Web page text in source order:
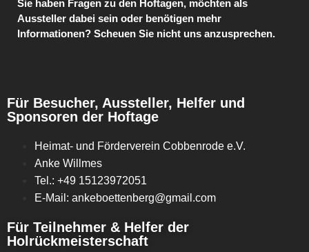
Sie haben Fragen zu den Hoftagen, möchten als
Aussteller dabei sein oder benötigen mehr
Informationen? Scheuen Sie nicht uns anzusprechen.
Für Besucher, Aussteller, Helfer und
Sponsoren der Hoftage
Heimat- und Förderverein Cobbenrode e.V.
Anke Willmes
Tel.: +49 15123972051
E-Mail: ankeboettenberg@gmail.com
Für Teilnehmer & Helfer der
Holrückmeisterschaft